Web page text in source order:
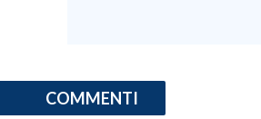
COMMENTI